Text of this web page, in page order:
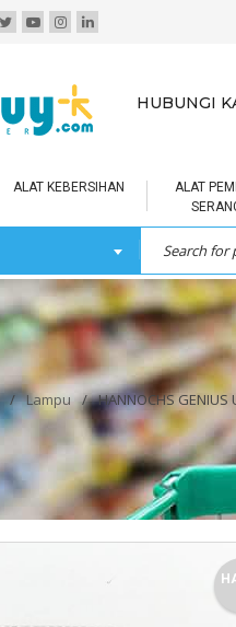
HUBUNGI
ALAT KEBERSIHAN
ALAT
/ Lampu / HANNOCHS GENIUS